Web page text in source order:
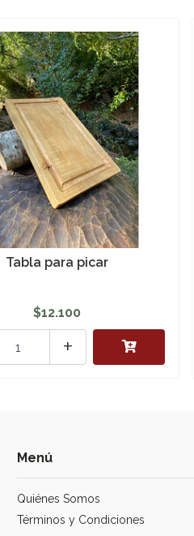
Tabla para picar
$12.100
+
Menú
Quiénes Somos
Términos y Condiciones